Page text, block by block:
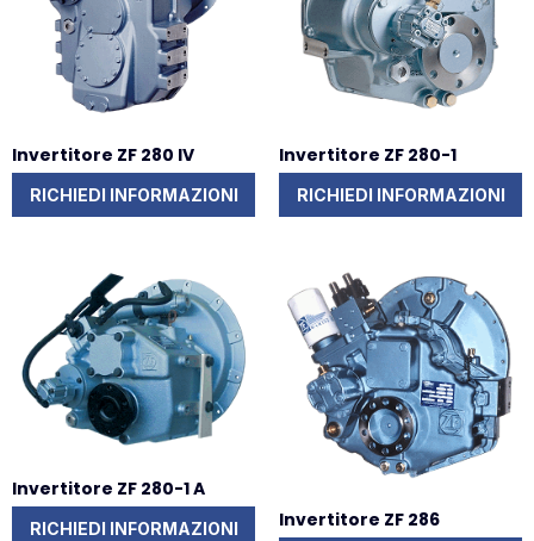
Invertitore ZF 280 IV
RICHIEDI INFORMAZIONI
Invertitore ZF 280-1
RICHIEDI INFORMAZIONI
Invertitore ZF 280-1 A
RICHIEDI INFORMAZIONI Invertitore ZF 286